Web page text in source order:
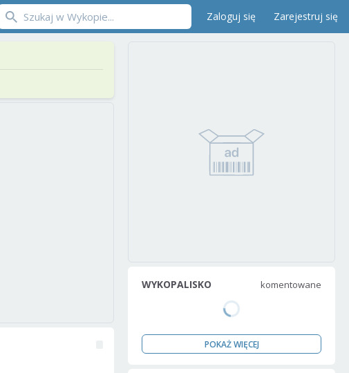
Zaloguj się Zarejestruj się
WYKOPALISKO komentowane
POKAŻ WIĘCEJ